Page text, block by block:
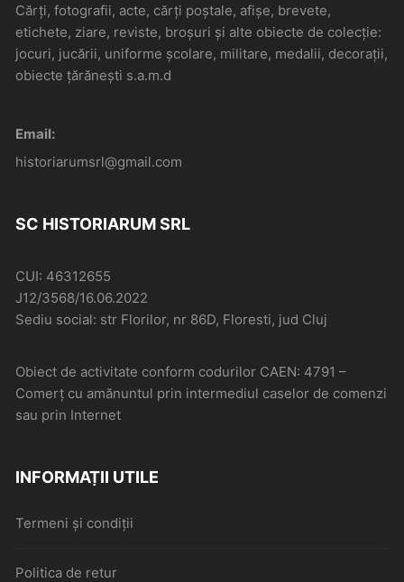
Cărți, fotografii, acte, cărți poștale, afișe, brevete,
etichete, ziare, reviste, broșuri și alte obiecte de colecție:
jocuri, jucării, uniforme școlare, militare, medalii, decorații,
obiecte țărănești s.a.m.d
Email:
historiarumsrl@gmail.com
SC HISTORIARUM SRL
CUI: 46312655
J12/3568/16.06.2022
Sediu social: str Florilor, nr 86D, Floresti, jud Cluj
Obiect de activitate conform codurilor CAEN: 4791 –
Comerţ cu amănuntul prin intermediul caselor de comenzi
sau prin Internet
INFORMAȚII UTILE
Termeni și condiții
Politica de retur